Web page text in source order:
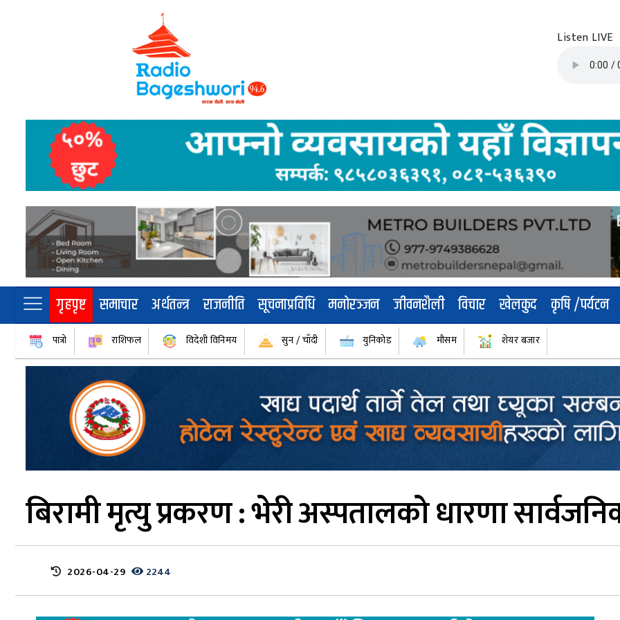
Listen LIVE
गृहपृष्ट समाचार अर्थतन्त्र राजनीति सूचनाप्रविधि मनोरञ्जन जीवनशैली विचार खेलकुद कृषि /पर्यटन
पात्रो राशिफल विदेशी विनिमय सुन / चाँदी युनिकोड मौसम शेयर बजार
बिरामी मृत्यु प्रकरण : भेरी अस्पतालको धारणा
2026-04-29 2244